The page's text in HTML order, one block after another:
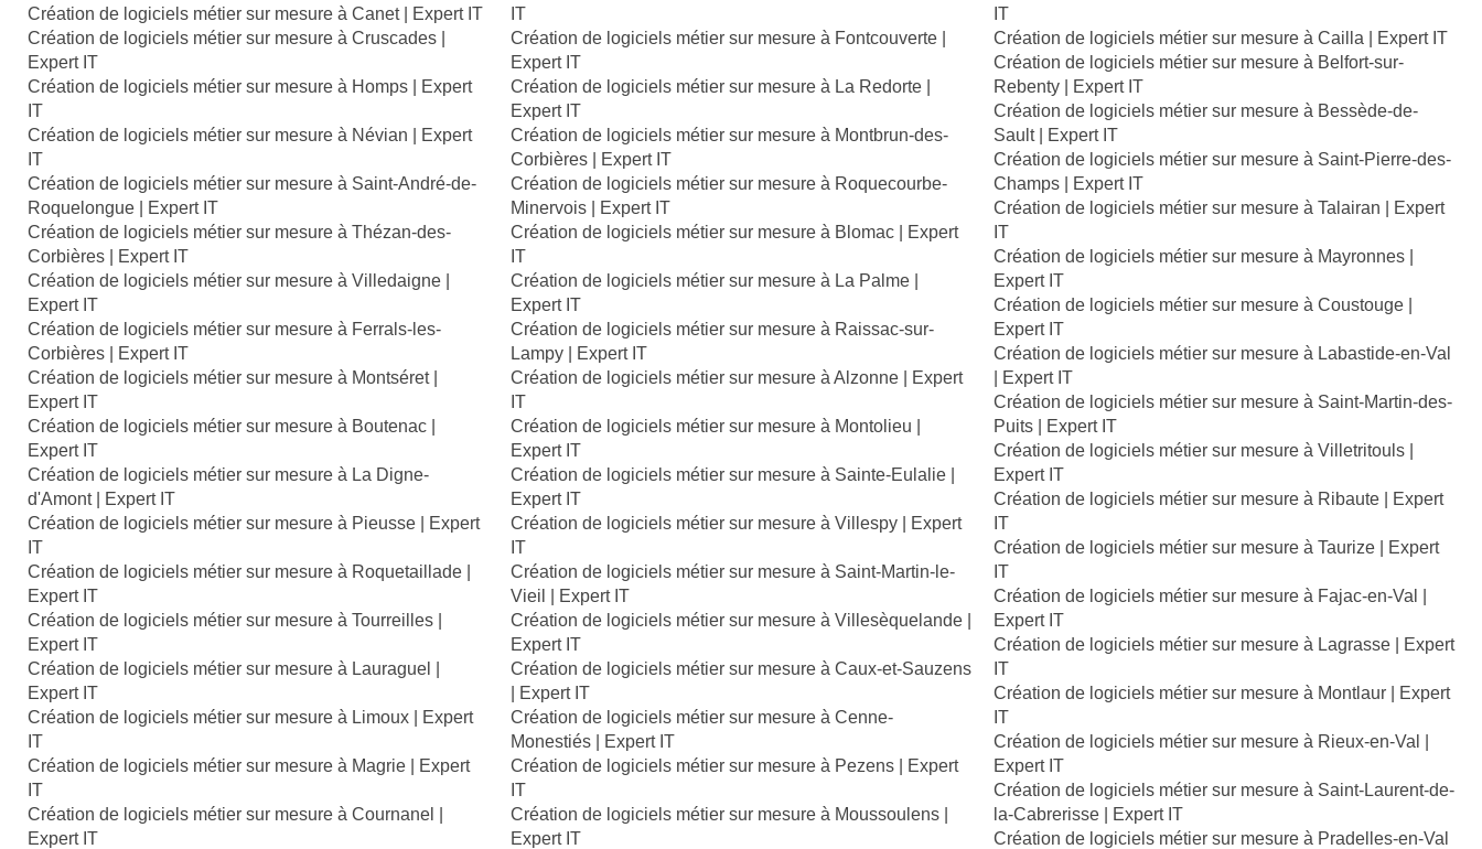
Création de logiciels métier sur mesure à Canet | Expert IT
Création de logiciels métier sur mesure à Cruscades |
Expert IT
Création de logiciels métier sur mesure à Homps | Expert
IT
Création de logiciels métier sur mesure à Névian | Expert
IT
Création de logiciels métier sur mesure à Saint-André-de-
Roquelongue | Expert IT
Création de logiciels métier sur mesure à Thézan-des-
Corbières | Expert IT
Création de logiciels métier sur mesure à Villedaigne |
Expert IT
Création de logiciels métier sur mesure à Ferrals-les-
Corbières | Expert IT
Création de logiciels métier sur mesure à Montséret |
Expert IT
Création de logiciels métier sur mesure à Boutenac |
Expert IT
Création de logiciels métier sur mesure à La Digne-
d'Amont | Expert IT
Création de logiciels métier sur mesure à Pieusse | Expert
IT
Création de logiciels métier sur mesure à Roquetaillade |
Expert IT
Création de logiciels métier sur mesure à Tourreilles |
Expert IT
Création de logiciels métier sur mesure à Lauraguel |
Expert IT
Création de logiciels métier sur mesure à Limoux | Expert
IT
Création de logiciels métier sur mesure à Magrie | Expert
IT
Création de logiciels métier sur mesure à Cournanel |
Expert IT
IT
Création de logiciels métier sur mesure à Fontcouverte |
Expert IT
Création de logiciels métier sur mesure à La Redorte |
Expert IT
Création de logiciels métier sur mesure à Montbrun-des-
Corbières | Expert IT
Création de logiciels métier sur mesure à Roquecourbe-
Minervois | Expert IT
Création de logiciels métier sur mesure à Blomac | Expert
IT
Création de logiciels métier sur mesure à La Palme |
Expert IT
Création de logiciels métier sur mesure à Raissac-sur-
Lampy | Expert IT
Création de logiciels métier sur mesure à Alzonne | Expert
IT
Création de logiciels métier sur mesure à Montolieu |
Expert IT
Création de logiciels métier sur mesure à Sainte-Eulalie |
Expert IT
Création de logiciels métier sur mesure à Villespy | Expert
IT
Création de logiciels métier sur mesure à Saint-Martin-le-
Vieil | Expert IT
Création de logiciels métier sur mesure à Villesèquelande |
Expert IT
Création de logiciels métier sur mesure à Caux-et-Sauzens
| Expert IT
Création de logiciels métier sur mesure à Cenne-
Monestiés | Expert IT
Création de logiciels métier sur mesure à Pezens | Expert
IT
Création de logiciels métier sur mesure à Moussoulens |
Expert IT
IT
Création de logiciels métier sur mesure à Cailla | Expert IT
Création de logiciels métier sur mesure à Belfort-sur-
Rebenty | Expert IT
Création de logiciels métier sur mesure à Bessède-de-
Sault | Expert IT
Création de logiciels métier sur mesure à Saint-Pierre-des-
Champs | Expert IT
Création de logiciels métier sur mesure à Talairan | Expert
IT
Création de logiciels métier sur mesure à Mayronnes |
Expert IT
Création de logiciels métier sur mesure à Coustouge |
Expert IT
Création de logiciels métier sur mesure à Labastide-en-Val
| Expert IT
Création de logiciels métier sur mesure à Saint-Martin-des-
Puits | Expert IT
Création de logiciels métier sur mesure à Villetritouls |
Expert IT
Création de logiciels métier sur mesure à Ribaute | Expert
IT
Création de logiciels métier sur mesure à Taurize | Expert
IT
Création de logiciels métier sur mesure à Fajac-en-Val |
Expert IT
Création de logiciels métier sur mesure à Lagrasse | Expert
IT
Création de logiciels métier sur mesure à Montlaur | Expert
IT
Création de logiciels métier sur mesure à Rieux-en-Val |
Expert IT
Création de logiciels métier sur mesure à Saint-Laurent-de-
la-Cabrerisse | Expert IT
Création de logiciels métier sur mesure à Pradelles-en-Val